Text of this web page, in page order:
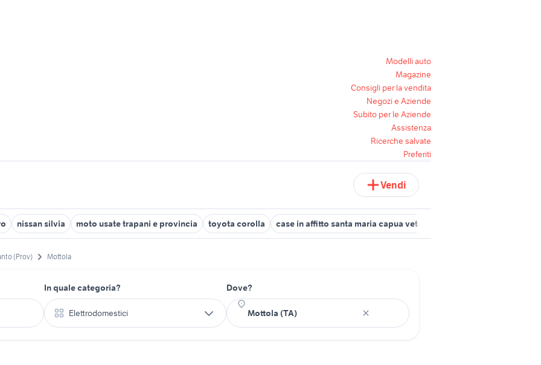
Modelli auto
Magazine
Consigli per la vendita
Negozi e Aziende
Subito per le Aziende
Assistenza
Ricerche salvate
Preferiti
Vendi
nissan silvia moto usate trapani e provincia toyota corolla case in affitto santa maria capua vetere
(Prov) Mottola
In quale categoria?
Elettrodomestici
Dove?